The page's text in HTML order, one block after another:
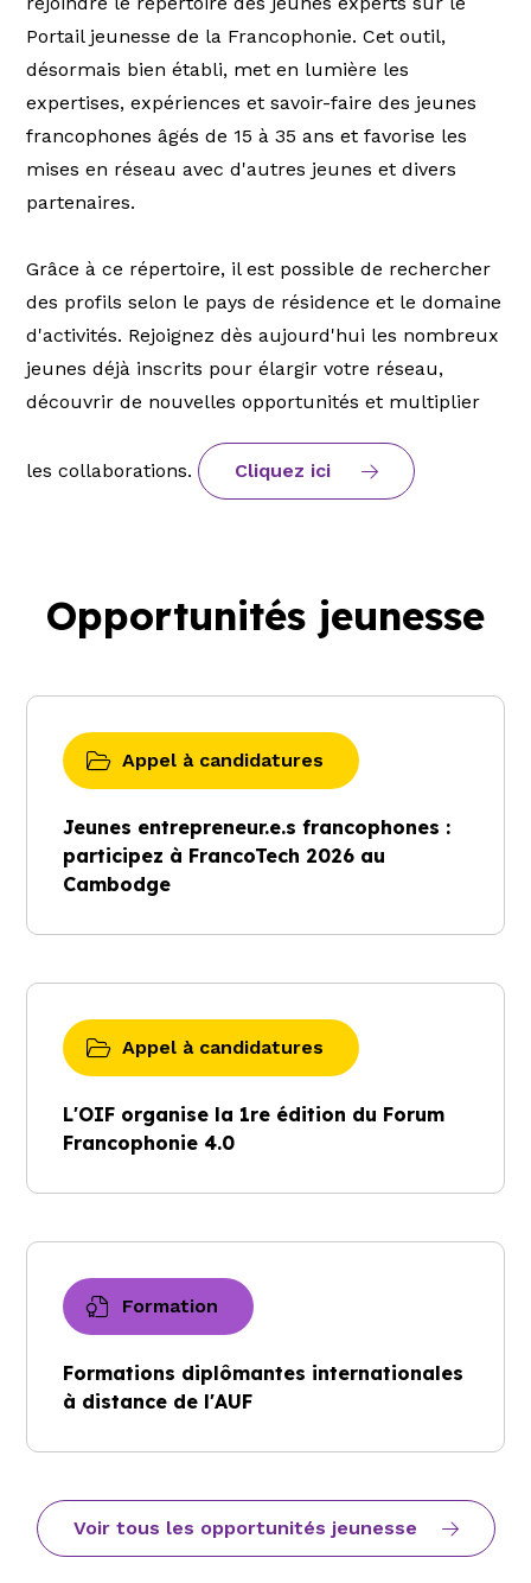
Portail jeunesse de la Francophonie. Cet outil,
désormais bien établi, met en lumière les
expertises, expériences et savoir-faire des jeunes
francophones âgés de 15 à 35 ans et favorise les
mises en réseau avec d'autres jeunes et divers
partenaires.
Grâce à ce répertoire, il est possible de rechercher
des profils selon le pays de résidence et le domaine
d'activités. Rejoignez dès aujourd'hui les nombreux
jeunes déjà inscrits pour élargir votre réseau,
découvrir de nouvelles opportunités et multiplier
les collaborations. Cliquez ici
Opportunités jeunesse
Appel à candidatures
Jeunes entrepreneur.e.s francophones :
participez à FrancoTech 2026 au
Cambodge
Appel à candidatures
L'OIF organise la 1re édition du Forum
Francophonie 4.0
Formation
Formations diplômantes internationales
à distance de l'AUF
Voir tous les opportunités jeunesse